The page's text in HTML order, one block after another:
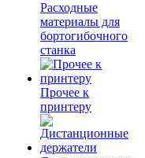
Расходные
материалы для
бортогибочного
станка
Прочее к
принтеру